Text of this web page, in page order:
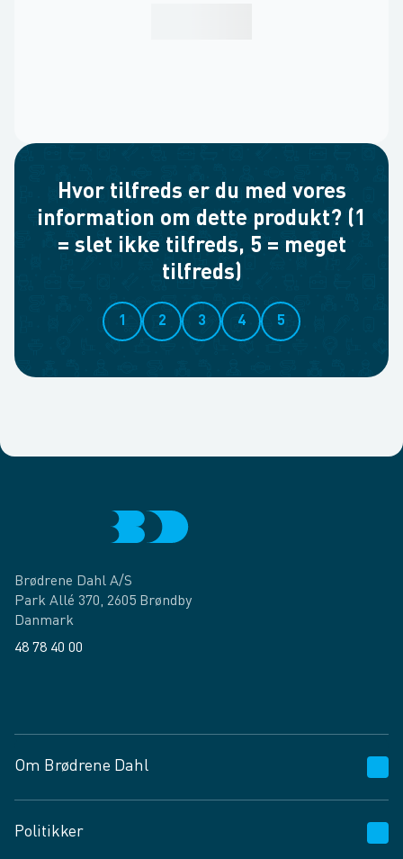
Hvor tilfreds er du med vores
information om dette produkt? (1
= slet ikke tilfreds, 5 = meget
tilfreds)
1 2 3 4 5
Brødrene Dahl A/S
Park Allé 370, 2605 Brøndby
Danmark
48 78 40 00
Om Brødrene Dahl
Vagttelefon 30 10 89 89
Politikker